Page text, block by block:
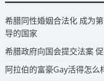
希腊同性婚姻合法化 成为
导的国家
希腊政府向国会提交法案
阿拉伯的富豪Gay活得怎么